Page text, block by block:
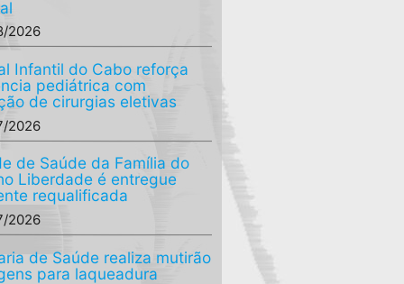
2026
Infantil do Cabo reforça
pediátrica com
de cirurgias eletivas
2026
de Saúde da Família do
Liberdade é entregue
requalificada
2026
de Saúde realiza mutirão
para laqueadura